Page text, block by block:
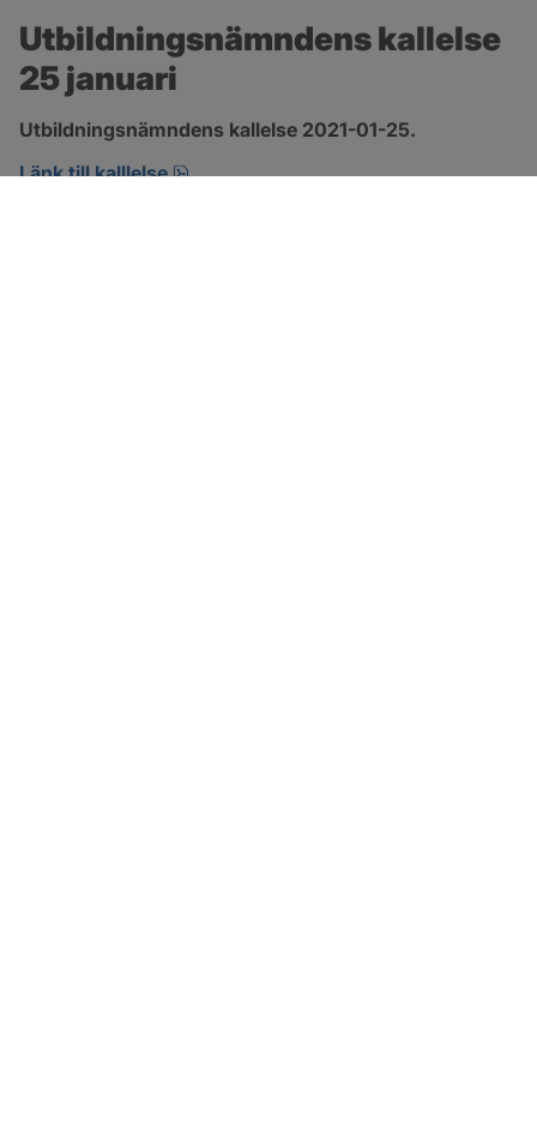
Utbildningsnämndens kallelse
25 januari
Utbildningsnämndens kallelse 2021-01-25.
Länk till kalllelse
pdf, 749.7 kB, öppnas i nytt fönster.